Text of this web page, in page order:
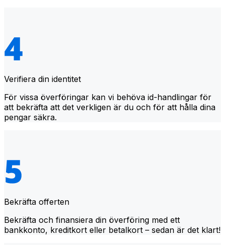
Verifiera din identitet
För vissa överföringar kan vi behöva id-handlingar för
att bekräfta att det verkligen är du och för att hålla dina
pengar säkra.
Bekräfta offerten
Bekräfta och finansiera din överföring med ett
bankkonto, kreditkort eller betalkort – sedan är det klart!